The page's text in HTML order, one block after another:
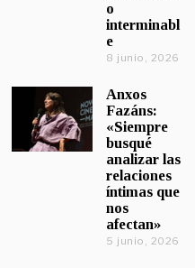
o
interminabl
e
8 junio, 2026
Anxos
Fazáns:
«Siempre
busqué
analizar las
relaciones
íntimas que
nos
afectan»
5 junio, 2026